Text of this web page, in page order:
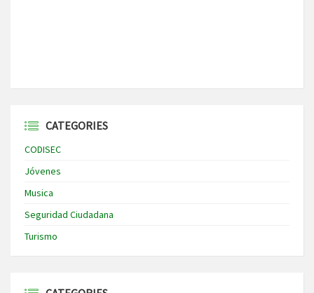
CATEGORIES
CODISEC
Jóvenes
Musica
Seguridad Ciudadana
Turismo